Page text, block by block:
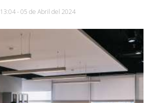
13:04 - 05 de Abril del 2024